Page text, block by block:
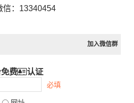
信：13340454
加入微信群
费 认证
必填